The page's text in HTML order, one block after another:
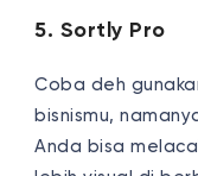
5. Sortly Pro
Coba deh
bisnismu,
Anda bisa